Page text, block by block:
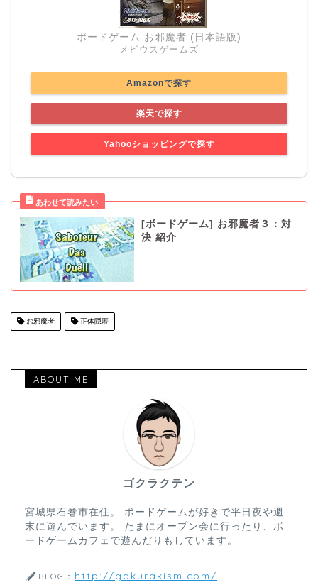
ボードゲーム お邪魔者 (日本語版)
メビウスゲームズ
Amazonで探す
楽天で探す
Yahooショッピングで探す
[ボードゲーム] お邪魔者３：対
決 紹介
お邪魔者 正体隠匿
ABOUT ME
ゴクラクテン
宮城県石巻市在住。 ボードゲームが好きで平日夜や週
末に遊んでいます。 たまにオープン会に行ったり、ボ
ードゲームカフェで遊んだりもしています。
BLOG： http://gokurakism.com/